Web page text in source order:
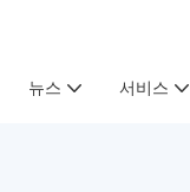
뉴스 서비스